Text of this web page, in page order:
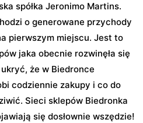
spółka Jeronimo Martins.
o generowane przychody
pierwszym miejscu. Jest to
jaka obecnie rozwinęła się
że w Biedronce
codziennie zakupy i co do
Sieci sklepów Biedronka
się dosłownie wszędzie!